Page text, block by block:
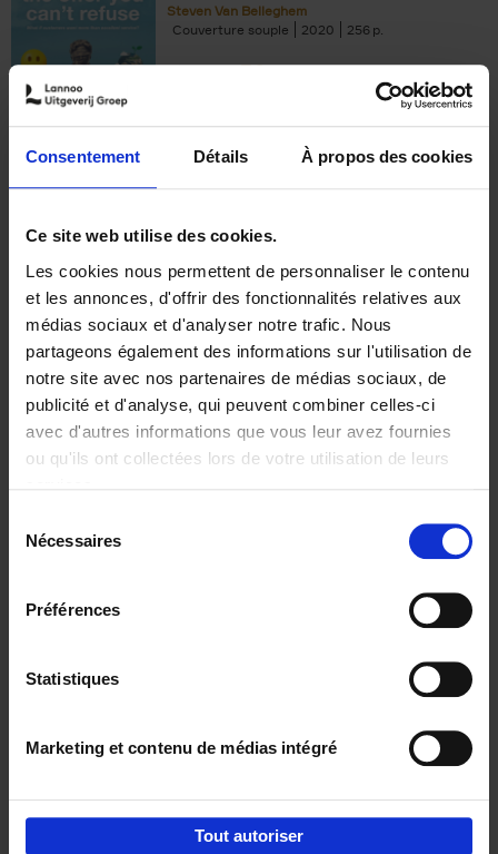
Consentement Détails À propos des cookies
Ce site web utilise des cookies.
Les cookies nous permettent de personnaliser le contenu
et les annonces, d'offrir des fonctionnalités relatives aux
médias sociaux et d'analyser notre trafic. Nous
partageons également des informations sur l'utilisation de
notre site avec nos partenaires de médias sociaux, de
publicité et d'analyse, qui peuvent combiner celles-ci
avec d'autres informations que vous leur avez fournies
ou qu'ils ont collectées lors de votre utilisation de leurs
Nécessaires
Préférences
Statistiques
Marketing et contenu de médias intégré
Tout autoriser
Steven Van Belleghem
Couverture souple
2020 256
€37,50
Building Bonds = Building
Business
Jochen Roef Jozefien De Feyter
Carolien Boom
Couverture souple
2025 200
€29,99
Digital marketing like a PRO -
completely revised edition (EN)